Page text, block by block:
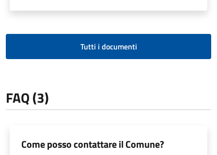
Tutti i documenti
FAQ (3)
Come posso contattare il Comune?